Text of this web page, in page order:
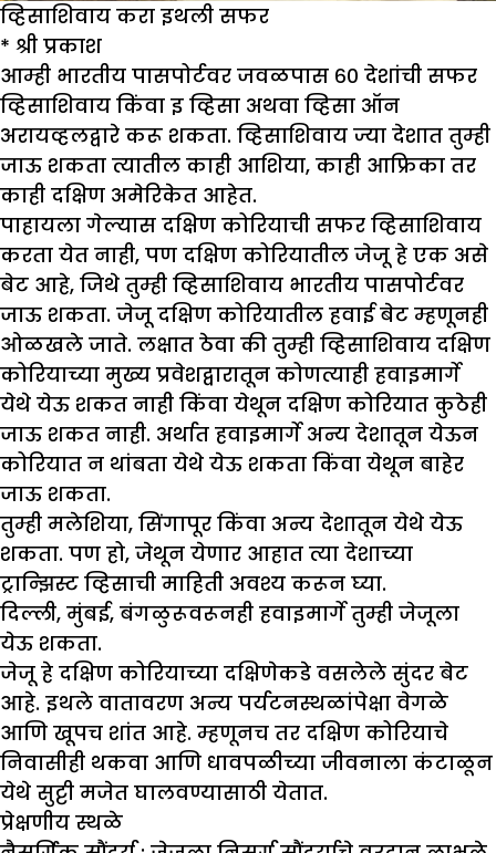
व्हिसाशिवाय करा इथली सफर
* श्री प्रकाश
आम्ही भारतीय पासपोर्टवर जवळपास ६० देशांची सफर
व्हिसाशिवाय किंवा इ व्हिसा अथवा व्हिसा ऑन
अरायव्हलद्वारे करू शकता. व्हिसाशिवाय ज्या देशात तुम्ही
जाऊ शकता त्यातील काही आशिया, काही आफ्रिका तर
काही दक्षिण अमेरिकेत आहेत.
पाहायला गेल्यास दक्षिण कोरियाची सफर व्हिसाशिवाय
करता येत नाही, पण दक्षिण कोरियातील जेजू हे एक असे
बेट आहे, जिथे तुम्ही व्हिसाशिवाय भारतीय पासपोर्टवर
जाऊ शकता. जेजू दक्षिण कोरियातील हवाई बेट म्हणूनही
ओळखले जाते. लक्षात ठेवा की तुम्ही व्हिसाशिवाय दक्षिण
कोरियाच्या मुख्य प्रवेशद्वारातून कोणत्याही हवाइमार्गे
येथे येऊ शकत नाही किंवा येथून दक्षिण कोरियात कुठेही
जाऊ शकत नाही. अर्थात हवाइमार्गे अन्य देशातून येऊन
कोरियात न थांबता येथे येऊ शकता किंवा येथून बाहेर
जाऊ शकता.
तुम्ही मलेशिया, सिंगापूर किंवा अन्य देशातून येथे येऊ
शकता. पण हो, जेथून येणार आहात त्या देशाच्या
ट्रान्झिस्ट व्हिसाची माहिती अवश्य करून घ्या.
दिल्ली, मुंबई, बंगळुरूवरूनही हवाइमार्गे तुम्ही जेजूला
येऊ शकता.
जेजू हे दक्षिण कोरियाच्या दक्षिणेकडे वसलेले सुंदर बेट
आहे. इथले वातावरण अन्य पर्यटनस्थळांपेक्षा वेगळे
आणि खूपच शांत आहे. म्हणूनच तर दक्षिण कोरियाचे
निवासीही थकवा आणि धावपळीच्या जीवनाला कंटाळून
येथे सुट्टी मजेत घालवण्यासाठी येतात.
प्रेक्षणीय स्थळे